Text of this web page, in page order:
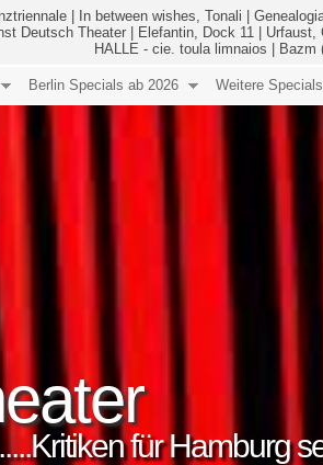
In between wishes, Tonali
Deutsch Theater Elefantin, Dock 11 Urfaust,
HALLE - cie. toula limnaios
Bazm
für Hamburg
Berlin Specials ab 2026 Weitere Specials